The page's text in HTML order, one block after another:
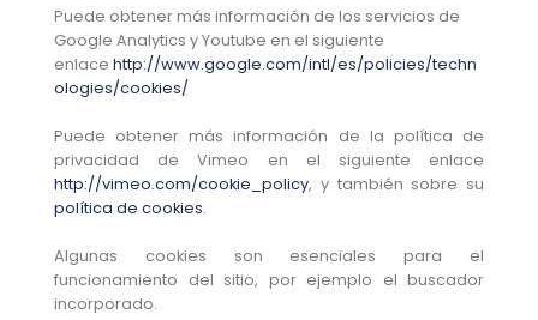
Puede obtener más información de los servicios de
Google Analytics y Youtube en el siguiente
enlace http://www.google.com/intl/es/policies/techn
ologies/cookies/
Puede obtener más información de la política de
privacidad de Vimeo en el siguiente enlace
http://vimeo.com/cookie_policy, y también sobre su
política de cookies.
Algunas cookies son esenciales para el
funcionamiento del sitio, por ejemplo el buscador
incorporado.